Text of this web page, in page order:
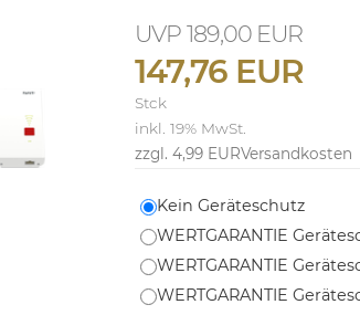
189,00 EUR
147,76 EUR
Stck
inkl. 19% MwSt.
zzgl. 4,99 EURVersandkosten
Kein Geräteschutz
WERTGARANTIE
WERTGARANTIE
WERTGARANTIE